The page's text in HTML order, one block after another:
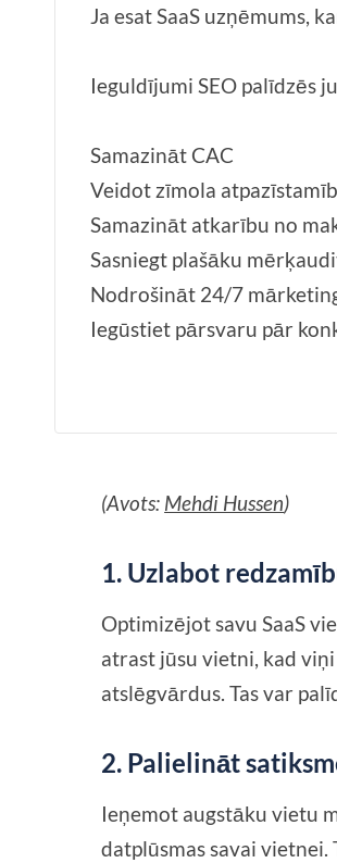
Ja esat SaaS uzņēmums,
Ieguldījumi SEO palīdzēs
Samazināt CAC
Veidot zīmola
Samazināt atkarību no
Sasniegt plašāku
Nodrošināt 24/7
Iegūstiet pārsvaru pār
(Avots: Mehdi Hussen)
1. Uzlabot
Optimizējot savu SaaS
atrast jūsu vietni, kad
atslēgvārdus. Tas var
2. Palielināt
Ieņemot augstāku vietu
datplūsmas savai